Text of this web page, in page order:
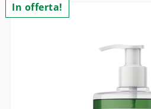
In offerta!